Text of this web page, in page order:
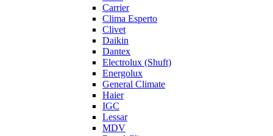
Carrier
Clima Esperto
Clivet
Daikin
Dantex
Electrolux (Shuft)
Energolux
General Climate
Haier
IGC
Lessar
MDV